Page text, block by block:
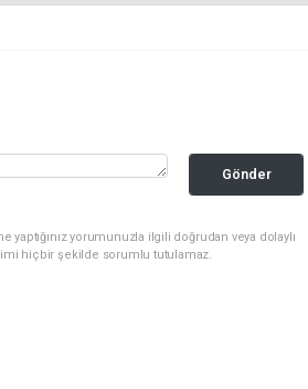
Gönder
yaptığınız yorumunuzla ilgili doğrudan veya dolaylı
hiçbir şekilde sorumlu tutulamaz.